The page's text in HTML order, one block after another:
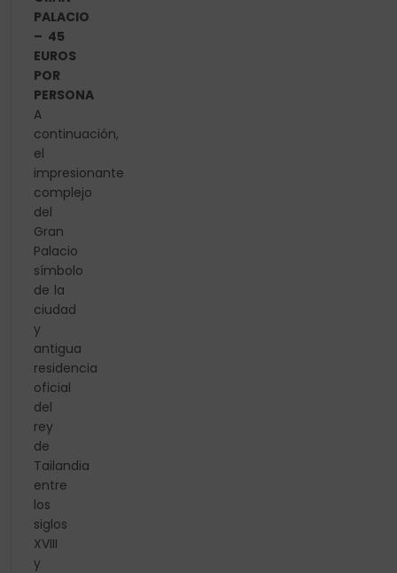
PALACIO
– 45
EUROS
POR
PERSONA
A
continuación,
el
impresionante
complejo
del
Gran
Palacio
símbolo
de la
ciudad
y
antigua
residencia
oficial
del
rey
de
Tailandia
entre
los
siglos
XVIII
y